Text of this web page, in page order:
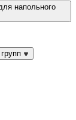
напольного